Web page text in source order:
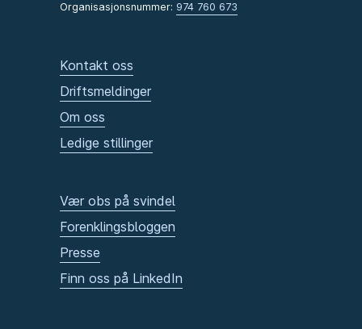
Organisasjonsnummer: 974 760 673
Kontakt oss
Driftsmeldinger
Om oss
Ledige stillinger
Vær obs på svindel
Forenklingsbloggen
Presse
Finn oss på LinkedIn